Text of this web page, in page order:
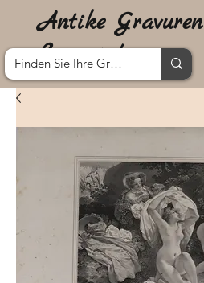
Antike Gravuren
Lanzarote